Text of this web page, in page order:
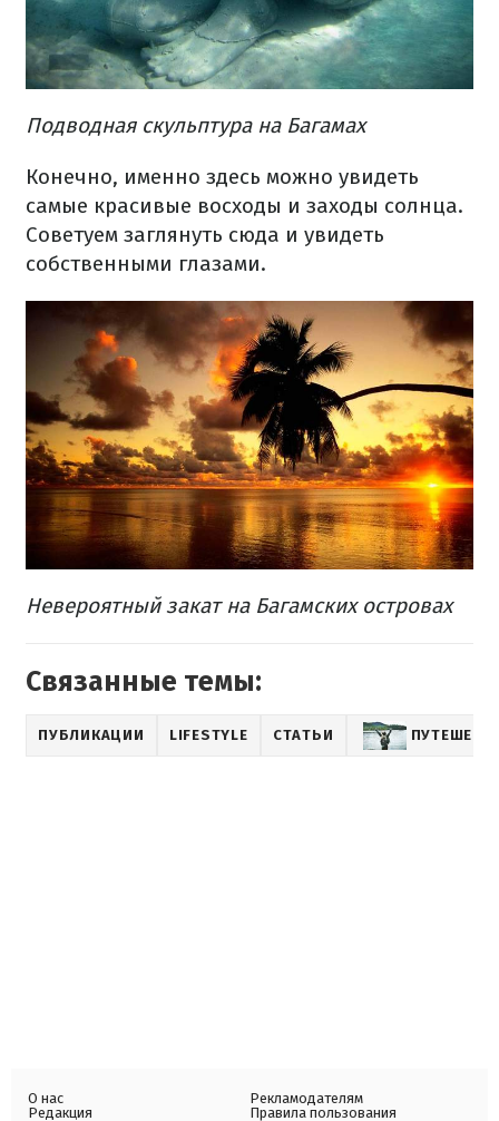
Подводная скульптура на Багамах
Конечно, именно здесь можно увидеть
самые красивые восходы и заходы солнца.
Советуем заглянуть сюда и увидеть
собственными глазами.
Невероятный закат на Багамских островах
Связанные темы:
ПУБЛИКАЦИИ LIFESTYLE СТАТЬИ
О нас
Редакция
Рекламодателям
Правила пользования